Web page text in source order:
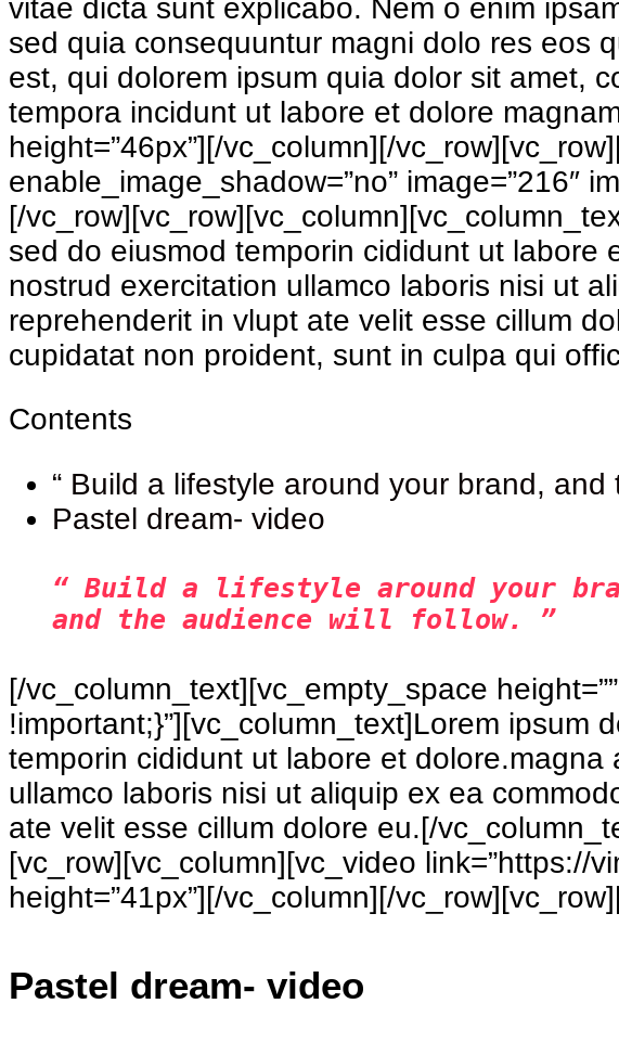
vitae dicta sunt explicabo. Nem o enim
sed quia consequuntur magni dolo res eos
est, qui dolorem ipsum quia dolor sit amet,
tempora incidunt ut labore et dolore
height=”46px”][/vc_column][/
enable_image_shadow=”no” image=”216″
[/
sed do eiusmod temporin cididunt ut labore
nostrud exercitation ullamco laboris nisi ut
reprehenderit in vlupt ate velit esse cillum
cupidatat non proident, sunt in culpa qui
Contents
“ Build a lifestyle around your brand, and
Pastel dream- video
“ Build a lifestyle around your
and the audience will follow. ”
[/vc_column_text][vc_empty_space
!important;}”][vc_column_text]Lorem ipsum
temporin cididunt ut labore et
ullamco laboris nisi ut aliquip ex ea
ate velit esse cillum dolore eu.[/
[vc_row][vc_column][vc_video link=”https://
height=”41px”][/vc_column][/
Pastel dream- video